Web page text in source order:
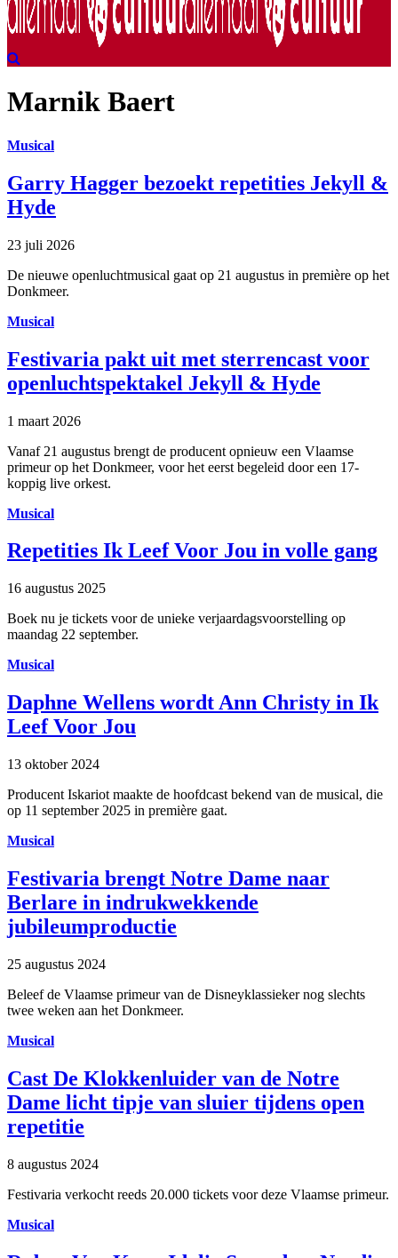
Marnik Baert
Musical
Garry Hagger bezoekt repetities Jekyll &
Hyde
23 juli 2026
De nieuwe openluchtmusical gaat op 21 augustus in première op het
Donkmeer.
Musical
Festivaria pakt uit met sterrencast voor
openluchtspektakel Jekyll & Hyde
1 maart 2026
Vanaf 21 augustus brengt de producent opnieuw een Vlaamse
primeur op het Donkmeer, voor het eerst begeleid door een 17-
koppig live orkest.
Musical
Repetities Ik Leef Voor Jou in volle gang
16 augustus 2025
Boek nu je tickets voor de unieke verjaardagsvoorstelling op
maandag 22 september.
Musical
Daphne Wellens wordt Ann Christy in Ik
Leef Voor Jou
13 oktober 2024
Producent Iskariot maakte de hoofdcast bekend van de musical, die
op 11 september 2025 in première gaat.
Musical
Festivaria brengt Notre Dame naar
Berlare in indrukwekkende
jubileumproductie
25 augustus 2024
Beleef de Vlaamse primeur van de Disneyklassieker nog slechts
twee weken aan het Donkmeer.
Musical
Cast De Klokkenluider van de Notre
Dame licht tipje van sluier tijdens open
repetitie
8 augustus 2024
Festivaria verkocht reeds 20.000 tickets voor deze Vlaamse primeur.
Musical